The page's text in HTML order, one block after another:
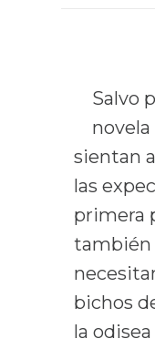
Salvo
sientan
las
primera
también
bichos
la